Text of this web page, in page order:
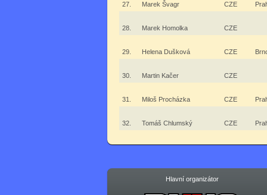
27. Marek Švagr CZE
28. Marek Homolka CZE
29. Helena Dušková CZE
30. Martin Kačer CZE
31. Miloš Procházka CZE
32. Tomáš Chlumský CZE
Hlavní organizátor